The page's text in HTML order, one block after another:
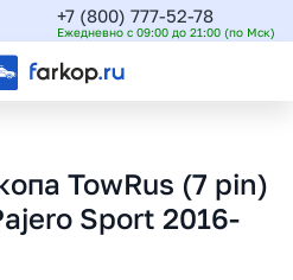
+7 (800) 777-52-78
Ежедневно с 09:00 до 21:00 (по Мск)
TowRus (7 pin)
Sport 2016-